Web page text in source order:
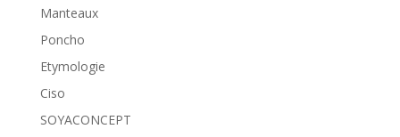
Manteaux
Poncho
Etymologie
Ciso
SOYACONCEPT